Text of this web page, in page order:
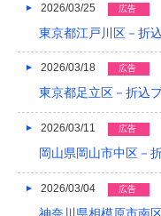
2022/04
2022/01
2021/12
2021/11
2026/03/25 広告
東京都江戸川区－折
2026/03/18 広告
東京都足立区－折込
2026/03/11 広告
岡山県岡山市中区－
2026/03/04 広告
神奈川県相模原市南